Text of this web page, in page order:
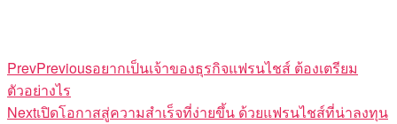
PrevPreviousอยากเป็นเจ้าของธุรกิจแฟรนไชส์ ต้องเตรียม
ตัวอย่างไร
Nextเปิดโอกาสสู่ความสำเร็จที่ง่ายขึ้น ด้วยแฟรนไชส์ที่น่าลงทุน